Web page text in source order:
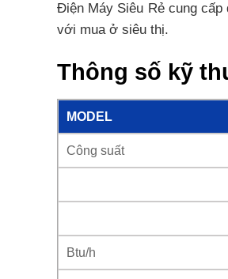
Điện Máy Siêu Rẻ cung
với mua ở siêu thị.
Thông số kỹ
MODEL
Công suất
Btu/h